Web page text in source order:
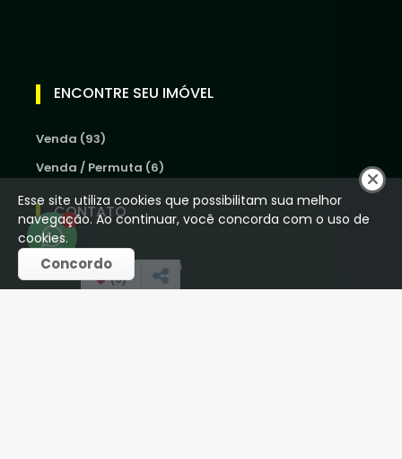
ENCONTRE SEU IMÓVEL
Venda (93)
Venda / Permuta (6)
CONTATO
(16) 98250-5012
1
(0)
Esse site utiliza cookies que possibilitam sua melhor
navegação. Ao continuar, você concorda com o uso de
cookies.
Concordo